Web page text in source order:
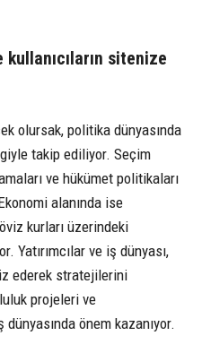
sitenize
olursak, politika dünyasında
takip ediliyor. Seçim
ve hükümet politikaları
alanında ise
kurları üzerindeki
Yatırımcılar ve iş dünyası,
ederek stratejilerini
projeleri ve
önem kazanıyor.